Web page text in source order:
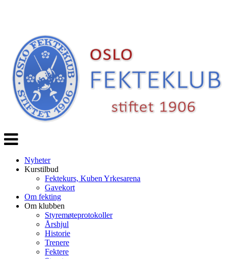
Veksle
navigasjon
Nyheter
Kurstilbud
Fektekurs, Kuben Yrkesarena
Gavekort
Om fekting
Om klubben
Styremøteprotokoller
Årshjul
Historie
Trenere
Fektere